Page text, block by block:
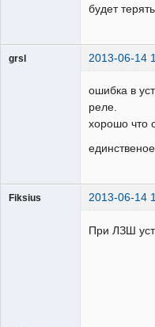
будет
grsl 2013-06-14
ошибка в
реле.
хорошо что
Fiksius 2013-06-14
При ЛЗШ